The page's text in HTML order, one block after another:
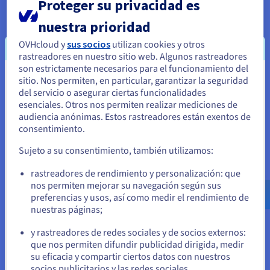
ventilación convencionales— supuso una gran
diferencia para ETC. «Nos vemos a como pioneros
creativos en nuestra industria», afirma Mosch.
«Por eso buscamos partners que compartan
nuestra visión y nos ayuden a destacar entre la
multitud. Y eso es lo que hace OVHcloud.»
Debido a la gran complejidad de la arquitectura de
TI de ETC, migrar a OVHcloud implica un proceso
oportunidad para revisar y modernizar una amplia
gama de sistemas. ETC inició la transición a
OVHcloud con un proyecto de cliente muy
específico: un operador ferroviario privado que ya
era cliente de ETC quería introducir 56 nuevos
trenes y tenía que integrarlos en su sistema desde
una perspectiva informática. «Fue una gran
oportunidad para utilizar Managed Kubernetes in
Parece que está ubicado en Estados
Unidos
Si quiere hacer un pedido desde Estados Unidos, deberá buscar
el sitio web adecuado y crear una cuenta.
us.ovhcloud.com/
Inglés USD - $
Permanezca en el sitio web actual
Proteger su privacidad es
nuestra prioridad
OVHcloud ysus socios utilizan cookies y otros
rastreadores en nuestro sitio web. Algunos rastreadores
son estrictamente necesarios para el funcionamiento del
sitio. Nos permiten, en particular, garantizar la seguridad
del servicio o asegurar ciertas funcionalidades
esenciales. Otros nos permiten realizar mediciones de
audiencia anónimas. Estos rastreadores están exentos de
consentimiento.
Sujeto a su consentimiento, también utilizamos:
rastreadores de rendimiento y personalización: que
nos permiten mejorar su navegación según sus
preferencias y usos, así como medir el rendimiento de
nuestras páginas;
y rastreadores de redes sociales y de socios externos:
que nos permiten difundir publicidad dirigida, medir
su eficacia y compartir ciertos datos con nuestros